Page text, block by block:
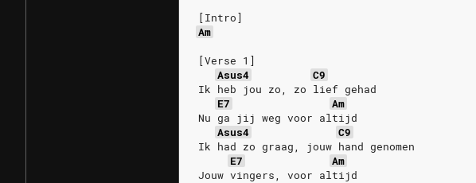
[Intro]
Am
[Verse 1]
Asus4
C9
Ik heb jou zo, zo lief gehad
E7
Am
Nu ga jij weg voor altijd
Asus4
C9
Ik had zo graag, jouw hand genomen
E7
Am
Jouw vingers, voor altijd